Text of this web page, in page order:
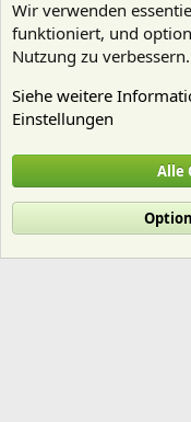
Cookies
Deutsch
Nutzungsbedingungen
R
Wir verwenden
funktioniert, und
Nutzung zu verbessern.
Siehe weitere
Einstellungen
Alle